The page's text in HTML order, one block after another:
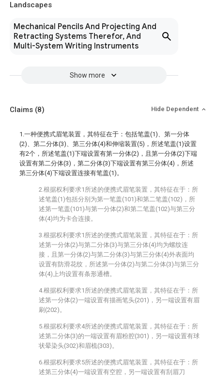
Landscapes
Mechanical Pencils And Projecting And
Retracting Systems Therefor, And
Multi-System Writing Instruments
Show more
Claims (8) Hide Dependent
1.一种便携式眉笔装置，其特征在于：包括笔盖(1)、第一分体
(2)、第二分体(3)、第三分体(4)和伸缩装置(5)，所述笔盖(1)设置
有2个，所述笔盖(1)下端设置有第一分体(2)，且第一分体(2)下端
设置有第二分体(3)，第二分体(3)下端设置有第三分体(4)，所述
第三分体(4)下端设置连接有笔盖(1)。
2.根据权利要求1所述的便携式眉笔装置，其特征在于：所
述笔盖(1)包括分别为第一笔盖(101)和第二笔盖(102)，所
述第一笔盖(101)与第一分体(2)和第二笔盖(102)与第三分
体(4)均为卡合连接。
3.根据权利要求1所述的便携式眉笔装置，其特征在于：所
述第一分体(2)与第二分体(3)与第三分体(4)均为螺纹连
接，且第一分体(2)与第二分体(3)与第三分体(4)外表面均
设置有防滑花纹，所述第一分体(2)与第二分体(3)与第三分
体(4)上均设置有条形通槽。
4.根据权利要求1所述的便携式眉笔装置，其特征在于：所
述第一分体(2)一端设置有描画笔头(201)，另一端设置有眉
刷(202)。
5.根据权利要求4所述的便携式眉笔装置，其特征在于：所
述第二分体(3)的一端设置有眉粉腔(301)，另一端设置有球
状晕染头(302)和眉梳(303)。
6.根据权利要求5所述的便携式眉笔装置，其特征在于：所
述第三分体(4)一端设置有空腔，另一端设置有刮眉刀